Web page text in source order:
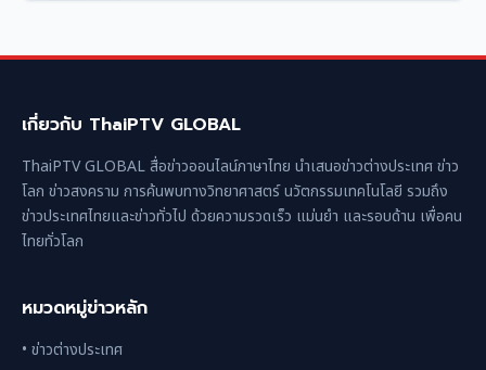
เกี่ยวกับ ThaiPTV GLOBAL
ThaiPTV GLOBAL สื่อข่าวออนไลน์ภาษาไทย นำเสนอข่าวต่างประเทศ ข่าว
โลก ข่าวสงคราม การค้นพบทางวิทยาศาสตร์ นวัตกรรมเทคโนโลยี รวมถึง
ข่าวประเทศไทยและข่าวทั่วไป ด้วยความรวดเร็ว แม่นยำ และรอบด้าน เพื่อคน
ไทยทั่วโลก
หมวดหมู่ข่าวหลัก
• ข่าวต่างประเทศ